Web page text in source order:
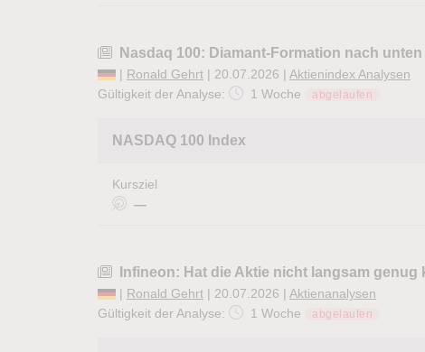
Nasdaq 100: Diamant-Formation nach
| Ronald Gehrt | 20.07.2026 | Aktienindex Analysen
Gültigkeit der Analyse:
1 Woche abgelaufen
NASDAQ 100 Index
Kursziel
—
Infineon: Hat die Aktie nicht langsam genug
| Ronald Gehrt | 20.07.2026 | Aktienanalysen
Gültigkeit der Analyse:
1 Woche abgelaufen